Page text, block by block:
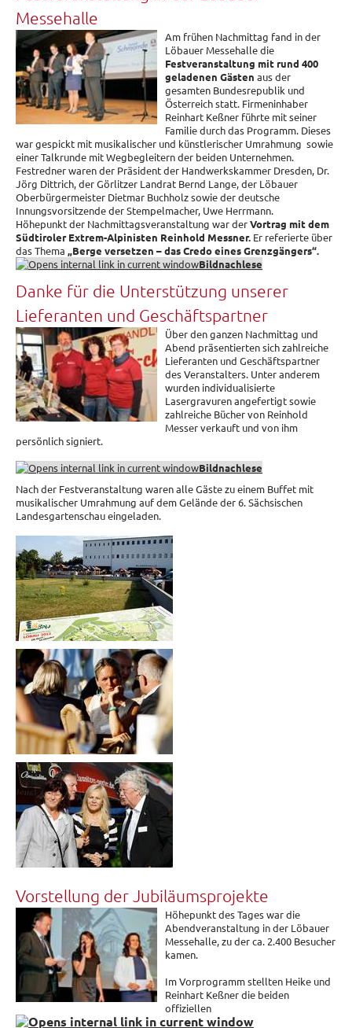
Messehalle
Am frühen Nachmittag fand in der
Löbauer Messehalle die
Festveranstaltung mit rund 400
geladenen Gästen aus der
gesamten Bundesrepublik und
Österreich statt. Firmeninhaber
Reinhart Keßner führte mit seiner
Familie durch das Programm. Dieses
war gespickt mit musikalischer und künstlerischer Umrahmung sowie
einer Talkrunde mit Wegbegleitern der beiden Unternehmen.
Festredner waren der Präsident der Handwerkskammer Dresden, Dr.
Jörg Dittrich, der Görlitzer Landrat Bernd Lange, der Löbauer
Oberbürgermeister Dietmar Buchholz sowie der deutsche
Innungsvorsitzende der Stempelmacher, Uwe Herrmann.
Höhepunkt der Nachmittagsveranstaltung war derVortrag mit dem
Südtiroler Extrem-Alpinisten Reinhold Messner. Er referierte über
das Thema „Berge versetzen – das Credo eines Grenzgängers“.
Bildnachlese
Danke für die Unterstützung unserer
Lieferanten und Geschäftspartner
Über den ganzen Nachmittag und
Abend präsentierten sich zahlreiche
Lieferanten und Geschäftspartner
des Veranstalters. Unter anderem
wurden individualisierte
Lasergravuren angefertigt sowie
zahlreiche Bücher von Reinhold
Messer verkauft und von ihm
persönlich signiert.
Bildnachlese
Nach der Festveranstaltung waren alle Gäste zu einem Buffet mit
musikalischer Umrahmung auf dem Gelände der 6. Sächsischen
Landesgartenschau eingeladen.
Vorstellung der Jubiläumsprojekte
Höhepunkt des Tages war die
Abendveranstaltung in der Löbauer
Messehalle, zu der ca. 2.400 Besucher
kamen.
Im Vorprogramm stellten Heike und
Reinhart Keßner die beiden
offiziellen